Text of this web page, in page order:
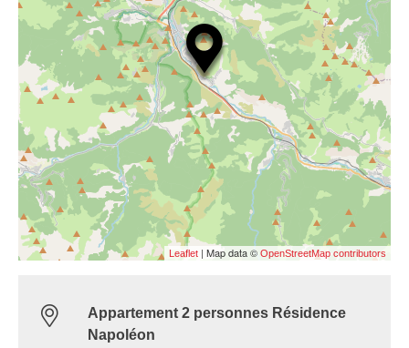
Leaflet | Map data © OpenStreetMap contributors
Appartement 2 personnes Résidence
Napoléon